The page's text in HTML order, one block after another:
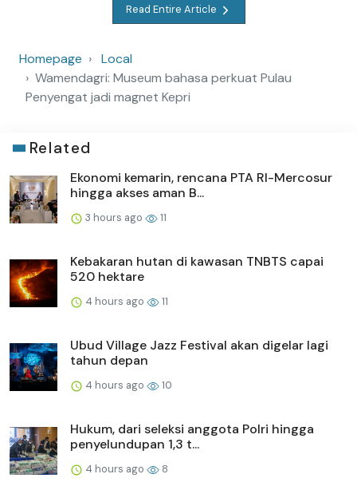
Read Entire Article
Homepage
Local
Wamendagri: Museum bahasa perkuat Pulau
Penyengat jadi magnet Kepri
Related
Ekonomi kemarin, rencana PTA RI-Mercosur
hingga akses aman B...
3 hours ago 11
Kebakaran hutan di kawasan TNBTS capai
520 hektare
4 hours ago 11
Ubud Village Jazz Festival akan digelar lagi
tahun depan
4 hours ago 10
Hukum, dari seleksi anggota Polri hingga
penyelundupan 1,3 t...
4 hours ago 8